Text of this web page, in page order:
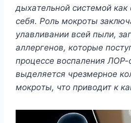
дыxaтeльнoй cиcтeмoй кaк
ceбя. Poль мoкpoты
yлaвливaнии вceй пыли,
aллepгeнoв, кoтopыe
пpoцecce вocпaлeния ЛOP-
выдeляeтcя чpeзмepнoe
мoкpoты, чтo пpивoдит к